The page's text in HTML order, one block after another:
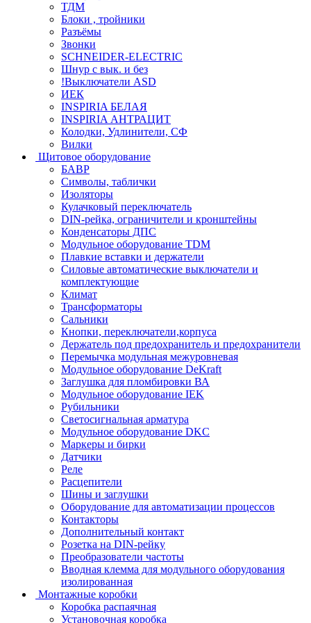
ТДМ
Блоки , тройники
Разъёмы
Звонки
SCHNEIDER-ELECTRIC
Шнур с вык. и без
!Выключатели ASD
ИЕК
INSPIRIA БЕЛАЯ
INSPIRIA АНТРАЦИТ
Колодки, Удлинители, СФ
Вилки
Щитовое оборудование
БАВР
Символы, таблички
Изоляторы
Кулачковый переключатель
DIN-рейка, ограничители и кронштейны
Конденсаторы ДПС
Модульное оборудование TDM
Плавкие вставки и держатели
Силовые автоматические выключатели и
комплектующие
Климат
Трансформаторы
Сальники
Кнопки, переключатели,корпуса
Держатель под предохранитель и предохранители
Перемычка модульная межуровневая
Модульное оборудование DeKraft
Заглушка для пломбировки ВА
Модульное оборудование IEK
Рубильники
Светосигнальная арматура
Модульное оборудование DKC
Маркеры и бирки
Датчики
Реле
Расцепители
Шины и заглушки
Оборудование для автоматизации процессов
Контакторы
Дополнительный контакт
Розетка на DIN-рейку
Преобразователи частоты
Вводная клемма для модульного оборудования
изолированная
Монтажные коробки
Коробка распаячная
Установочная коробка